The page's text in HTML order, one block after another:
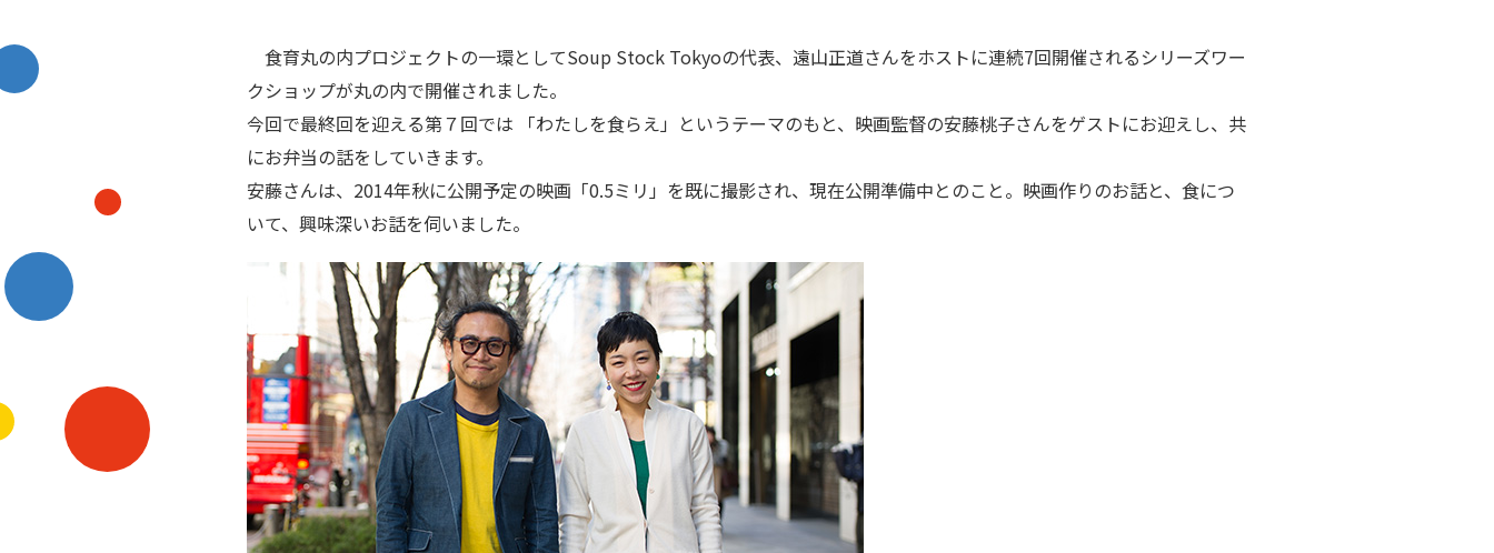
食育丸の内プロジェクトの一環としてSoup Stock Tokyoの代表、遠山正道さんをホストに連続7回開催されるシリーズワー
クショップが丸の内で開催されました。
今回で最終回を迎える第７回では 「わたしを食らえ」というテーマのもと、映画監督の安藤桃子さんをゲストにお迎えし、共
にお弁当の話をしていきます。
安藤さんは、2014年秋に公開予定の映画 「0.5ミリ」 を既に撮影され、現在公開準備中とのこと。映画作りのお話と、食につ
いて、興味深いお話を伺いました。